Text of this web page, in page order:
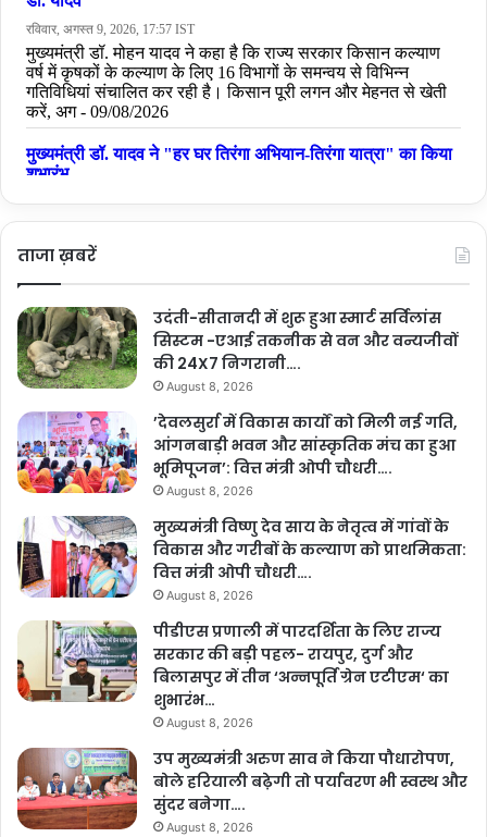
ताजा ख़बरें
उदंती-सीतानदी में शुरू हुआ स्मार्ट सर्विलांस
सिस्टम -एआई तकनीक से वन और वन्यजीवों
की 24X7 निगरानी….
August 8, 2026
’देवलसुर्रा में विकास कार्यों को मिली नई गति,
आंगनबाड़ी भवन और सांस्कृतिक मंच का हुआ
भूमिपूजन’: वित्त मंत्री ओपी चौधरी….
August 8, 2026
मुख्यमंत्री विष्णु देव साय के नेतृत्व में गांवों के
विकास और गरीबों के कल्याण को प्राथमिकता:
वित्त मंत्री ओपी चौधरी….
August 8, 2026
पीडीएस प्रणाली में पारदर्शिता के लिए राज्य
सरकार की बड़ी पहल- रायपुर, दुर्ग और
बिलासपुर में तीन ‘अन्नपूर्ति ग्रेन एटीएम‘ का
शुभारंभ…
August 8, 2026
उप मुख्यमंत्री अरुण साव ने किया पौधारोपण,
बोले हरियाली बढ़ेगी तो पर्यावरण भी स्वस्थ और
सुंदर बनेगा….
August 8, 2026